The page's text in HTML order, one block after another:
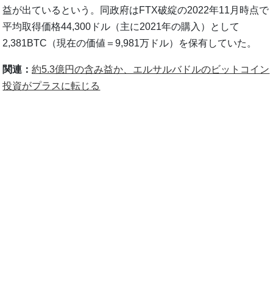
益が出ているという。同政府はFTX破綻の2022年11月時点で
平均取得価格44,300ドル（主に2021年の購入）として
2,381BTC（現在の価値＝9,981万ドル）を保有していた。
関連：約5.3億円の含み益か、エルサルバドルのビットコイン
投資がプラスに転じる